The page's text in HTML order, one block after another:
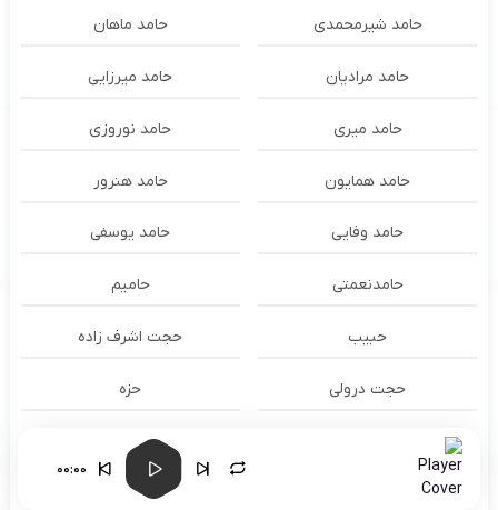
حامد شیرمحمدی حامد ماهان
حامد مرادیان حامد میرزایی
حامد میری حامد نوروزی
حامد همایون حامد هنرور
حامد وفایی حامد یوسفی
حامدنعمتی حامیم
حبیب حجت اشرف زاده
حجت درولی حزه
حسام الدین سراج
حسام الدین موسوی و طهمورث حسام حیدری
00:00